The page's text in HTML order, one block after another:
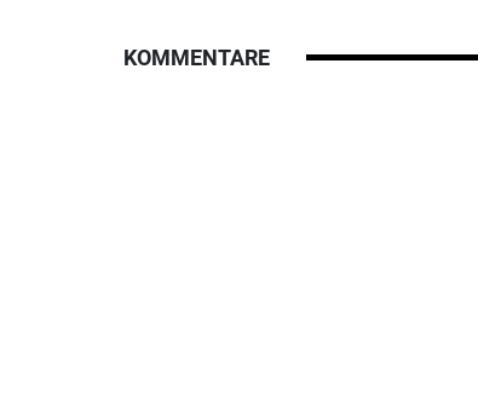
KOMMENTARE